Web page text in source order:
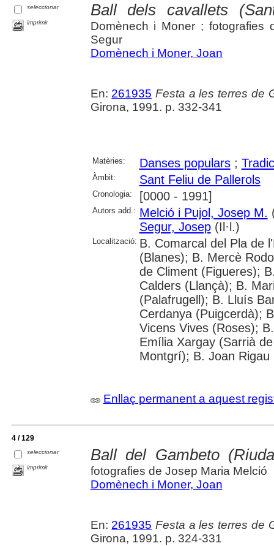
seleccionar
imprimir
Ball dels cavallets
Domènech i Moner ; fotografies
Segur
Domènech i Moner, Joan
En: 261935 Festa a les terres de
Girona, 1991. p. 332-341
Matèries: Danses populars;
Àmbit: Sant Feliu de Pallerols
Cronologia: [0000 - 1991]
Autors add.: Melció i Pujol, Josep M.
Segur, Josep(Il·l.)
Localització: B. Comarcal del Pla de
(Blanes); B. Mercè
de Climent (Figueres);
Calders (Llançà); B.
(Palafrugell); B. Lluís
Cerdanya (Puigcerdà);
Vicens Vives (Roses);
Emília Xargay (Sarrià
Montgrí); B. Joan Rigau
Enllaç permanent a aquest
4 / 129
seleccionar
imprimir
Ball del Gambeto
fotografies de Josep Maria Melció
Domènech i Moner, Joan
En: 261935 Festa a les terres de
Girona, 1991. p. 324-331